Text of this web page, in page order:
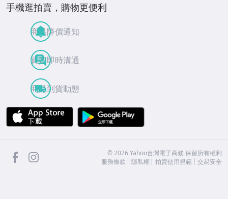
手機逛拍賣，購物更便利
商品降價通知
買賣即時溝通
商品到貨動態
APP Store
facebook ©2026 Yahoo台灣電子商務 保留所有權利
服務條款
隱私權 拍賣使用規範 交易安全